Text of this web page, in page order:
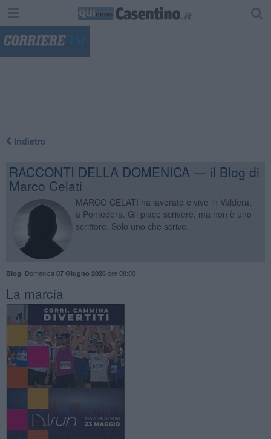
Indietro
RACCONTI DELLA DOMENICA — il Blog di
Marco Celati
MARCO CELATI ha lavorato e vive in Valdera,
a Pontedera. Gli piace scrivere, ma non è uno
scrittore. Solo uno che scrive.
Blog Domenica 07 Giugno 2026ore 08:00
La marcia